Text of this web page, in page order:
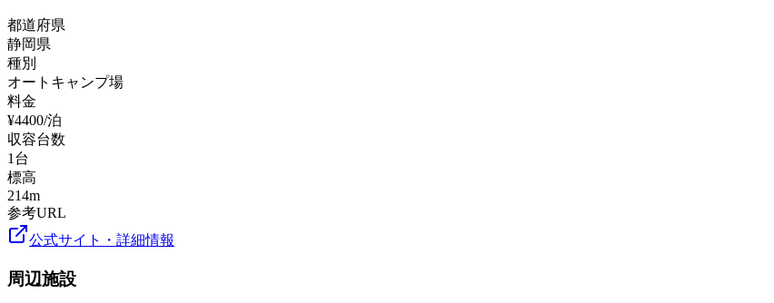
都道府県
静岡県
種別
オートキャンプ場
料金
¥4400/泊
収容台数
1 台
標高
214m
参考URL
公式サイト・詳細情報
周辺施設